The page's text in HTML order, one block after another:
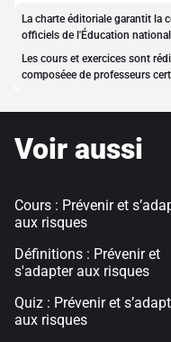
La charte éditoriale garantit la
officiels de l'Éducation
Les cours et exercices sont
composéee de professeurs
Voir aussi
Cours : Prévenir et
aux risques
Définitions : Prévenir et
s'adapter aux risques
Quiz : Prévenir et
aux risques